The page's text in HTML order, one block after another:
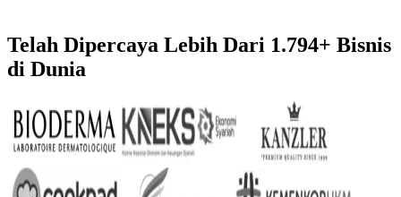
Telah Dipercaya Lebih Dari 1.794+ Bisnis
di Dunia